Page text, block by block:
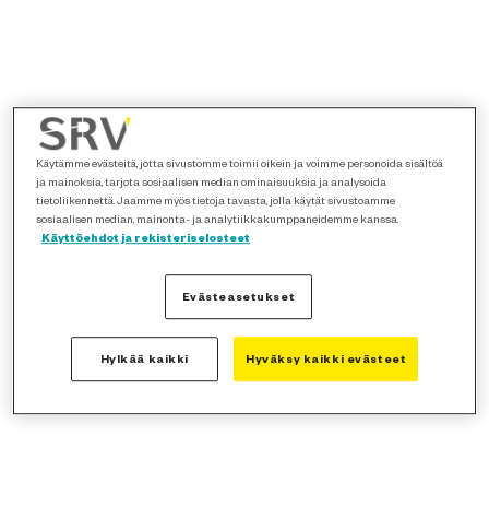
Käytämme evästeitä, jotta sivustomme toimii oikein ja voimme personoida sisältöä
ja mainoksia, tarjota sosiaalisen median ominaisuuksia ja analysoida
tietoliikennettä. Jaamme myös tietoja tavasta, jolla käytät sivustoamme
sosiaalisen median, mainonta- ja analytiikkakumppaneidemme kanssa.
Käyttöehdot ja rekisteriselosteet
Evästeasetukset
Hylkää kaikki Hyväksy kaikki evästeet